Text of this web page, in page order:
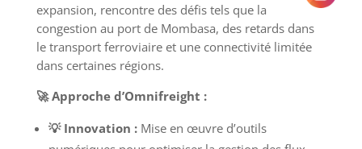
expansion, rencontre des défis tels que la
congestion au port de Mombasa, des retards dans
le transport ferroviaire et une connectivité limitée
dans certaines régions.
🚀 Approche d’Omnifreight :
💡 Innovation :Mise en œuvre d’outils